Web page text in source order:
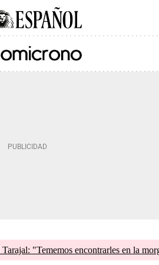
"Tememos encontrarles en la